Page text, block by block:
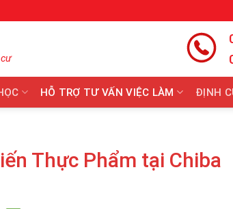
HỖ TRỢ TƯ VẤN VIỆC LÀM ĐỊNH
Thực Phẩm tại Chiba